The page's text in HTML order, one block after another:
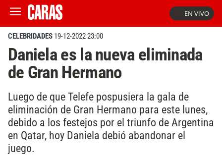
EN VIVO
CELEBRIDADES 19-12-2022 23:00
Daniela es la nueva eliminada
de Gran Hermano
Luego de que Telefe pospusiera la gala de
eliminación de Gran Hermano para este lunes,
debido a los festejos por el triunfo de Argentina
en Qatar, hoy Daniela debió abandonar el
juego.